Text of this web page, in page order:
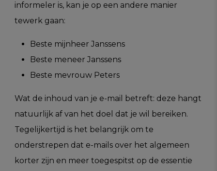
informeler is, kan je op een andere manier
tewerk gaan:
Beste mijnheer Janssens
Beste meneer Janssens
Beste mevrouw Peters
Wat de inhoud van je e-mail betreft: deze hangt
natuurlijk af van het doel dat je wil bereiken.
Tegelijkertijd is het belangrijk om te
onderstrepen dat e-mails over het algemeen
korter zijn en meer toegespitst op de essentie